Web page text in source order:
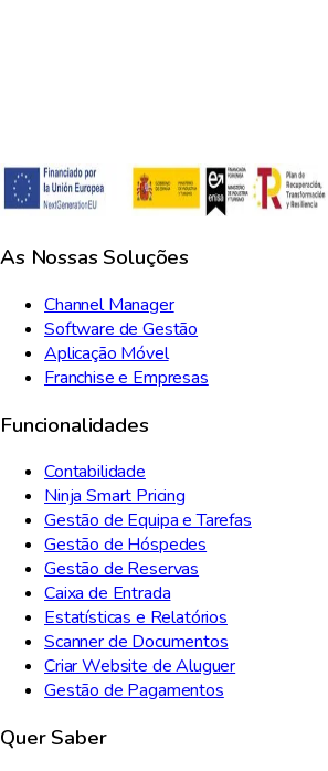
As Nossas Soluções
Channel Manager
Software de Gestão
Aplicação Móvel
Franchise e Empresas
Funcionalidades
Contabilidade
Ninja Smart Pricing
Gestão de Equipa e Tarefas
Gestão de Hóspedes
Gestão de Reservas
Caixa de Entrada
Estatísticas e Relatórios
Scanner de Documentos
Criar Website de Aluguer
Gestão de Pagamentos
Quer Saber